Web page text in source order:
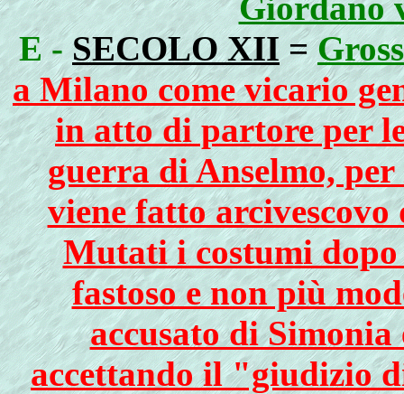
E -SECOLO XII=
a Milano come vicario
in atto di partore per
guerra di Anselmo,
viene fatto
Mutati i costumi dopo
fastoso e non più
accusato di
accettando il "giudizio